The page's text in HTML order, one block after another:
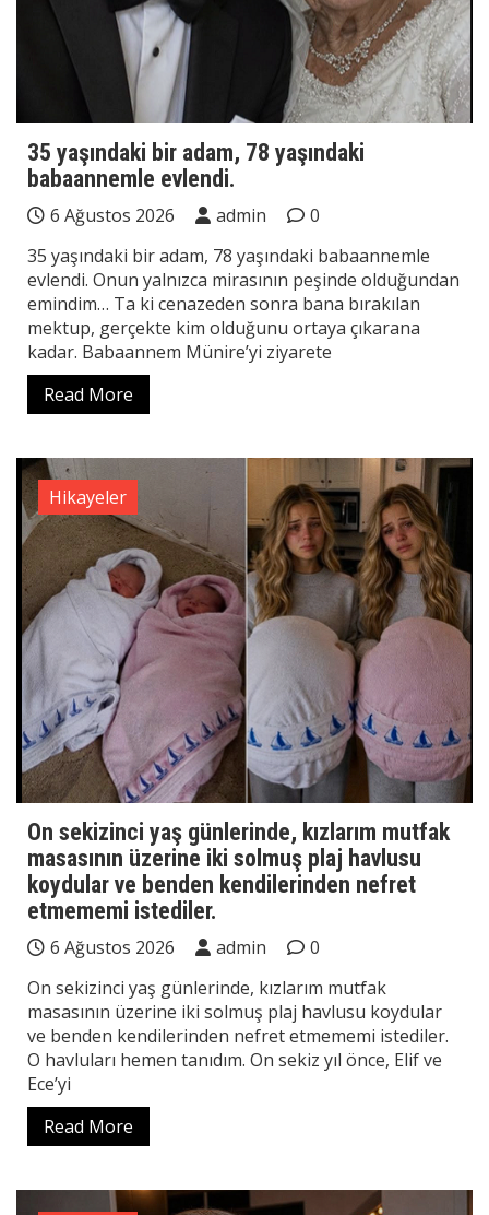
35 yaşındaki bir adam, 78 yaşındaki
babaannemle evlendi.
6 Ağustos 2026 admin
0
35 yaşındaki bir adam, 78 yaşındaki babaannemle
evlendi. Onun yalnızca mirasının peşinde olduğundan
emindim… Ta ki cenazeden sonra bana bırakılan
mektup, gerçekte kim olduğunu ortaya çıkarana
kadar. Babaannem Münire’yi ziyarete
Read More
Hikayeler
On sekizinci yaş günlerinde, kızlarım mutfak
masasının üzerine iki solmuş plaj havlusu
koydular ve benden kendilerinden nefret
etmememi istediler.
6 Ağustos 2026 admin
0
On sekizinci yaş günlerinde, kızlarım mutfak
masasının üzerine iki solmuş plaj havlusu koydular
ve benden kendilerinden nefret etmememi istediler.
O havluları hemen tanıdım. On sekiz yıl önce, Elif ve
Ece’yi
Read More